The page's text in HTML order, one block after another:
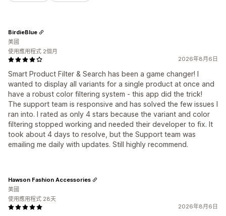
2026年8月6日
Smart Product Filter & Search has been a game changer! I
wanted to display all variants for a single product at once and
have a robust color filtering system - this app did the trick!
The support team is responsive and has solved the few issues I
ran into. I rated as only 4 stars because the variant and color
filtering stopped working and needed their developer to fix. It
took about 4 days to resolve, but the Support team was
emailing me daily with updates. Still highly recommend.
BirdieBlue
美國
使用應用程式 2個月
2026年8月6日
Hawson Fashion Accessories
美國
使用應用程式 28天